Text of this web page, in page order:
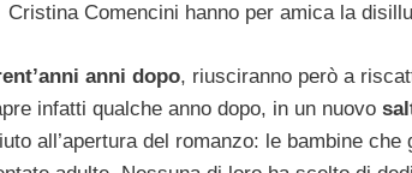
Cristina Comencini hanno per amica la
anni dopo, riusciranno però a
infatti qualche anno dopo, in un nuovo
all’apertura del romanzo: le bambine